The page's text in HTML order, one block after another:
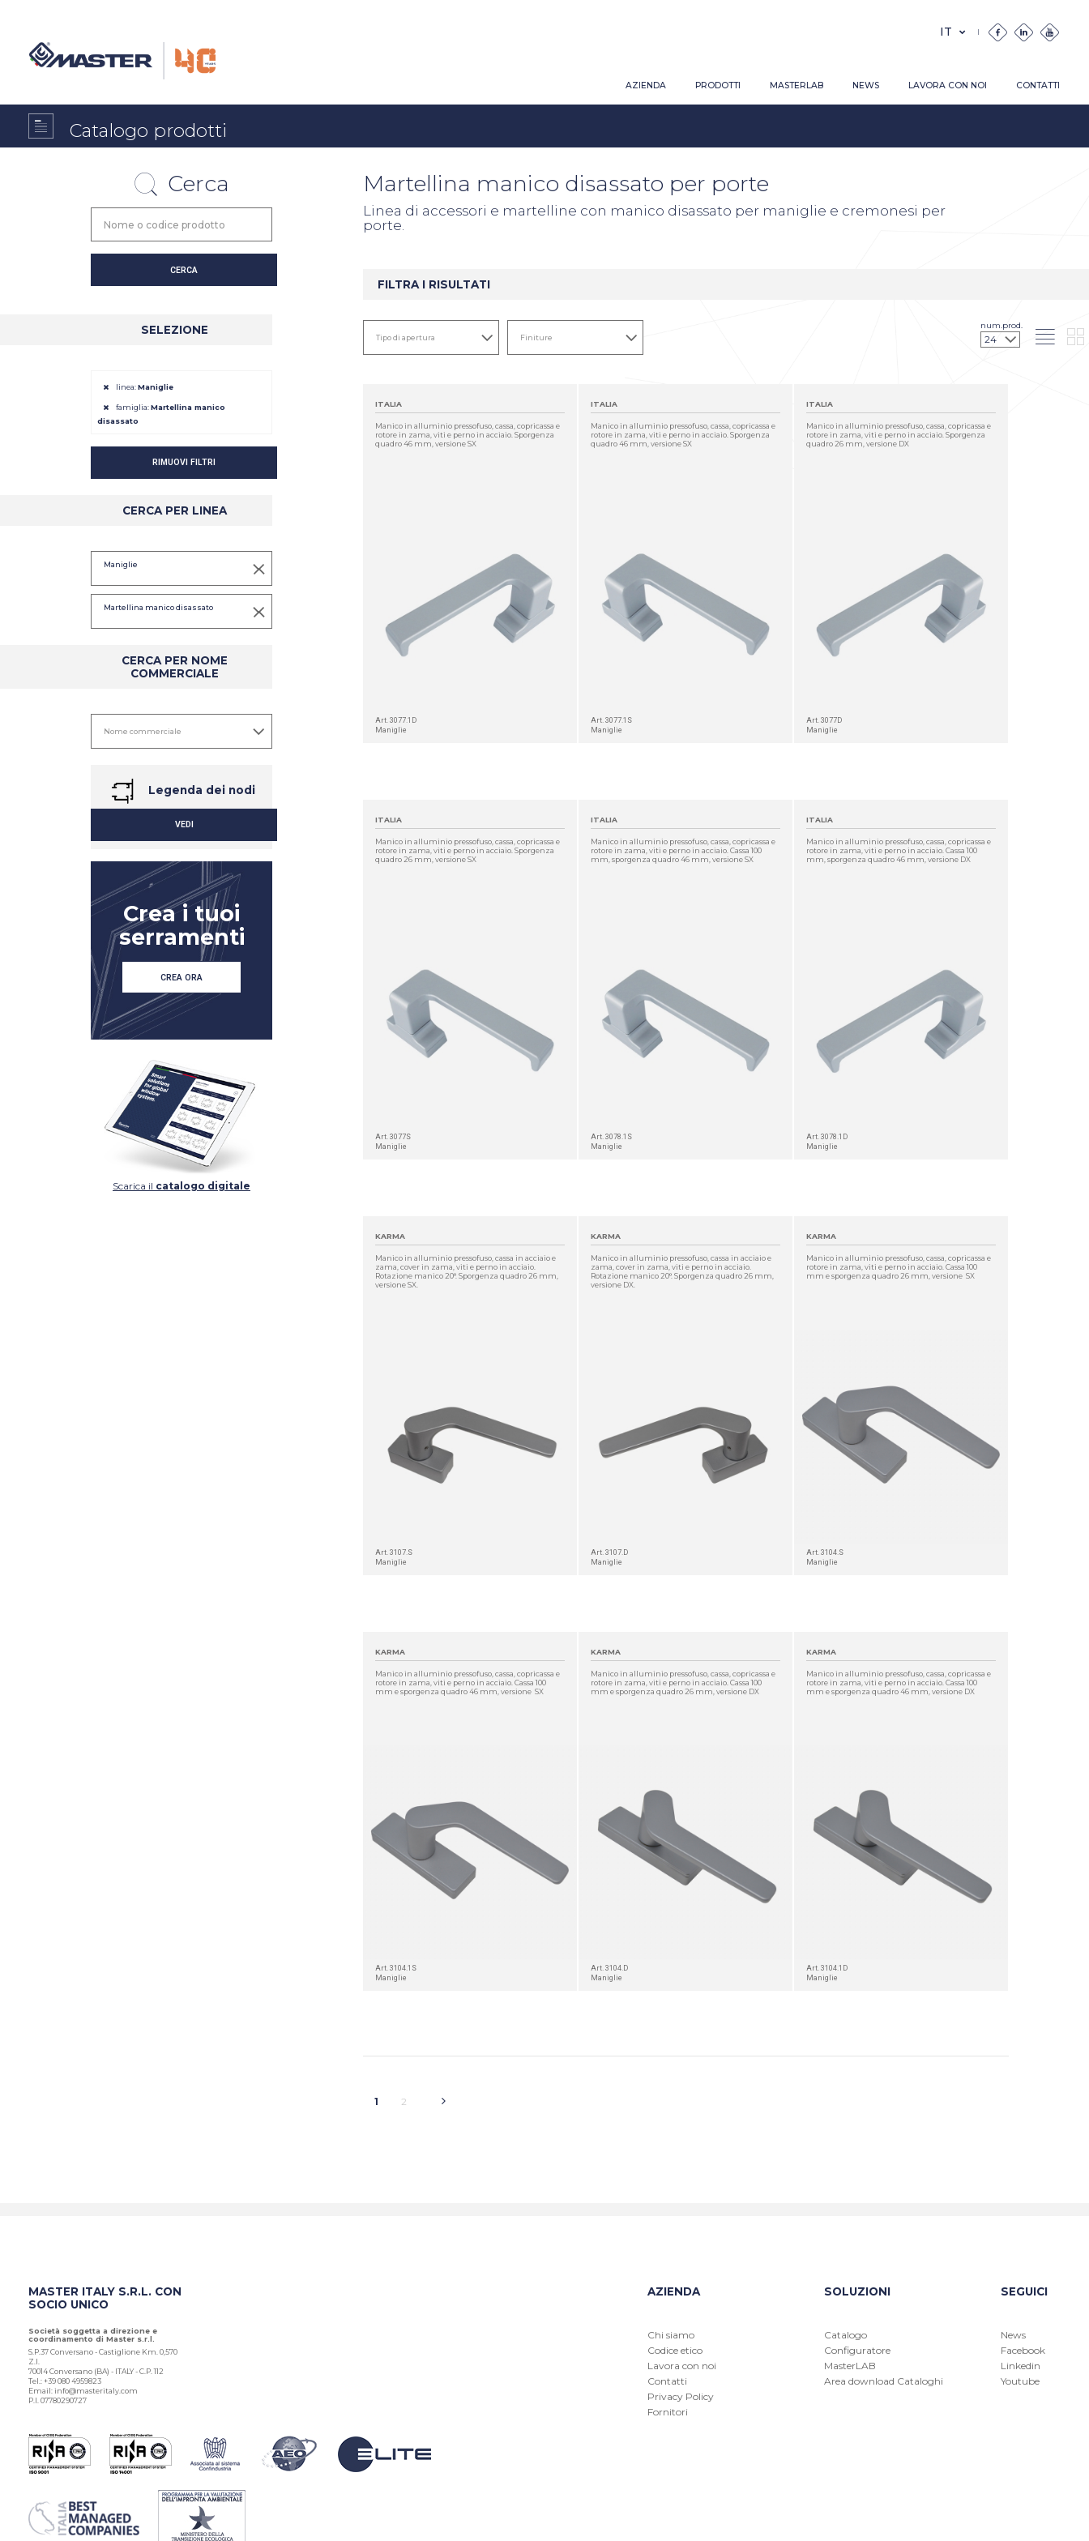
AZIENDA PRODOTTI MASTERLAB NEWS LAVORA CON NOI CONTATTI
Catalogo prodotti
Cerca
SELEZIONE
linea:Maniglie
famiglia:Martellina manico
disassato
RIMUOVI FILTRI
CERCA PER LINEA
Maniglie
Martellina manico disassato
CERCA PER NOME
COMMERCIALE
Legenda dei nodi
VEDI
Crea i tuoi
serramenti
CREA ORA
Scarica il catalogo digitale
Martellina manico disassato per porte
Linea di accessori e martelline con manico disassato per maniglie e cremonesi per
porte.
FILTRA I RISULTATI
num.prod.
ITALIA
Manico in alluminio pressofuso, cassa, copricassa e
rotore in zama, viti e perno in acciaio. Sporgenza
quadro 46 mm, versione SX
Art. 3077.1D
Maniglie
ITALIA
Manico in alluminio pressofuso, cassa, copricassa e
rotore in zama, viti e perno in acciaio. Sporgenza
quadro 46 mm, versione SX
Art. 3077.1S
Maniglie
ITALIA
Manico in alluminio pressofuso, cassa, copricassa e
rotore in zama, viti e perno in acciaio. Sporgenza
quadro 26 mm, versione DX
Art. 3077D
Maniglie
ITALIA
Manico in alluminio pressofuso, cassa, copricassa e
rotore in zama, viti e perno in acciaio. Sporgenza
quadro 26 mm, versione SX
Art. 3077S
Maniglie
ITALIA
Manico in alluminio pressofuso, cassa, copricassa e
rotore in zama, viti e perno in acciaio. Cassa 100
mm, sporgenza quadro 46 mm, versione SX
Art. 3078.1S
Maniglie
ITALIA
Manico in alluminio pressofuso, cassa, copricassa e
rotore in zama, viti e perno in acciaio. Cassa 100
mm, sporgenza quadro 46 mm, versione DX
Art. 3078.1D
Maniglie
KARMA
Manico in alluminio pressofuso, cassa in acciaio e
zama, cover in zama, viti e perno in acciaio.
Rotazione manico 20°. Sporgenza quadro 26 mm,
versione SX.
Art. 3107.S
Maniglie
KARMA
Manico in alluminio pressofuso, cassa in acciaio e
zama, cover in zama, viti e perno in acciaio.
Rotazione manico 20°. Sporgenza quadro 26 mm,
versione DX.
Art. 3107.D
Maniglie
KARMA
Manico in alluminio pressofuso, cassa, copricassa e
rotore in zama, viti e perno in acciaio. Cassa 100
mm e sporgenza quadro 26 mm, versione SX
Art. 3104.S
Maniglie
KARMA
Manico in alluminio pressofuso, cassa, copricassa e
rotore in zama, viti e perno in acciaio. Cassa 100
mm e sporgenza quadro 46 mm, versione SX
Art. 3104.1S
Maniglie
KARMA
Manico in alluminio pressofuso, cassa, copricassa e
rotore in zama, viti e perno in acciaio. Cassa 100
mm e sporgenza quadro 26 mm, versione DX
Art. 3104.D
Maniglie
KARMA
Manico in alluminio pressofuso, cassa, copricassa e
rotore in zama, viti e perno in acciaio. Cassa 100
mm e sporgenza quadro 46 mm, versione DX
Art. 3104.1D
Maniglie
1 2
MASTER ITALY S.R.L. CON
SOCIO UNICO
Società soggetta a direzione e
coordinamento di Master s.r.l.
S.P.37 Conversano - Castiglione Km. 0,570
Z.I.
70014 Conversano (BA) - ITALY - C.P. 112
Tel.: +39 080 4959823
Email: info@masteritaly.com
P.I. 07780290727
AZIENDA
Chi siamo
Codice etico
Lavora con noi
Contatti
Privacy Policy
Fornitori
SOLUZIONI
Catalogo
Configuratore
MasterLAB
Area download Cataloghi
SEGUICI
News
Facebook
Linkedin
Youtube